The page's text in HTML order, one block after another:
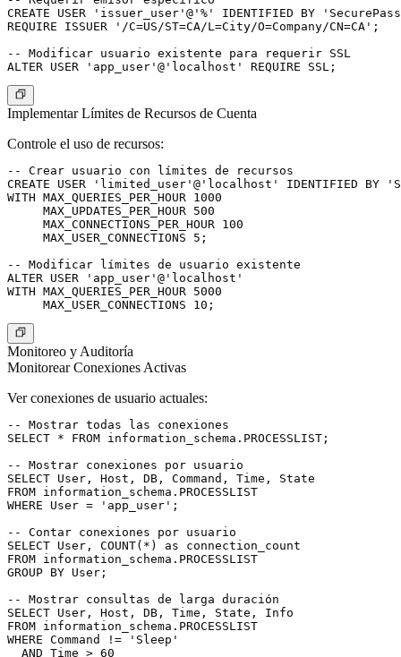
CREATE USER 'issuer_user'@'%' IDENTIFIED BY
REQUIRE ISSUER '/C=US/ST=CA/L=City/O=Company/CN=CA';
-- Modificar usuario existente para requerir SSL
Implementar Límites de Recursos de Cuenta
Controle el uso de recursos:
-- Crear usuario con límites de recursos
CREATE USER 'limited_user'@'localhost' IDENTIFIED BY
WITH MAX_QUERIES_PER_HOUR 1000
     MAX_UPDATES_PER_HOUR 500
     MAX_CONNECTIONS_PER_HOUR 100
     MAX_USER_CONNECTIONS 5;
-- Modificar límites de usuario existente
ALTER USER 'app_user'@'localhost'
WITH MAX_QUERIES_PER_HOUR 5000
Monitoreo y Auditoría
Monitorear Conexiones Activas
Ver conexiones de usuario actuales:
-- Mostrar todas las conexiones
SELECT * FROM information_schema.PROCESSLIST;
-- Mostrar conexiones por usuario
SELECT User, Host, DB, Command, Time, State
FROM information_schema.PROCESSLIST
WHERE User = 'app_user';
-- Contar conexiones por usuario
SELECT User, COUNT(*) as connection_count
FROM information_schema.PROCESSLIST
GROUP BY User;
-- Mostrar consultas de larga duración
SELECT User, Host, DB, Time, State, Info
FROM information_schema.PROCESSLIST
WHERE Command != 'Sleep'
  AND Time > 60